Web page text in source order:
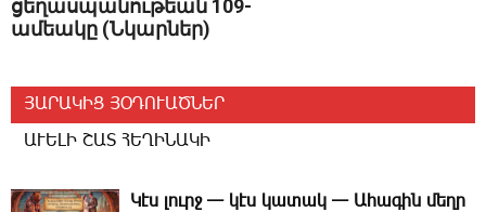
ցեղասպանութեան 109-
ամեակը (Նկարներ)
ՅԱՐԱԿԻՑ ՅՕԴՈՒԱԾՆԵՐ
ԱՒԵԼԻ ՇԱՏ ՀԵՂԻՆԱԿԻ
Կէս լուրջ — կէս կատակ — Ա­հա­գին մեղր